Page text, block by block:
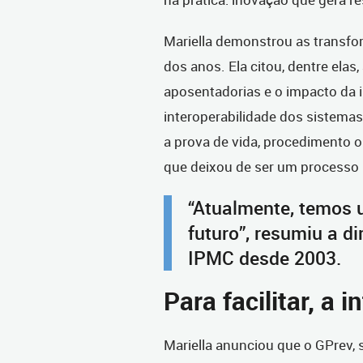
Mariella demonstrou as
dos anos. Ela citou, dentre
aposentadorias e o impacto da
interoperabilidade dos
a prova de vida, procedimento
que deixou de ser um
“Atualmente,
futuro”, resumiu a
IPMC desde 2003.
Para facilitar, a
Mariella anunciou que o